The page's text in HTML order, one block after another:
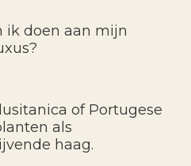
ik doen aan mijn
of Portugese
als
haag.